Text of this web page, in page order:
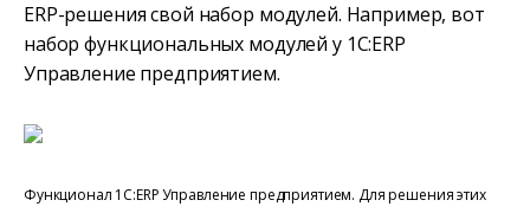
ERP-решения свой набор модулей. Например, вот
набор функциональных модулей у 1С:ERP
Управление предприятием.
Функционал 1С:ERP Управление предприятием. Для решения этих